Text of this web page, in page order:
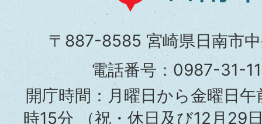
南
市
役
所
〒887-8585 宮崎県日南市
電話番号：0987-31-
開庁時間：月曜日から金曜日
時15分（祝・休日及び12月29